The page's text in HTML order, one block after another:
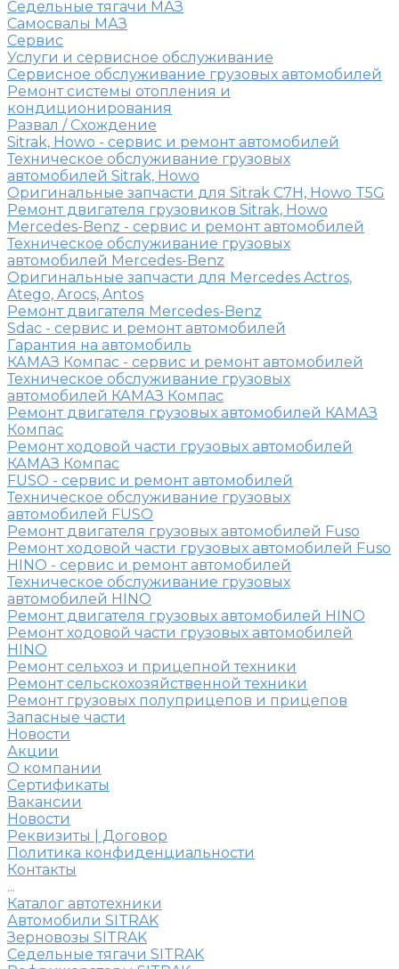
Седельные тягачи МАЗ
Самосвалы МАЗ
Сервис
Услуги и сервисное обслуживание
Сервисное обслуживание грузовых автомобилей
Ремонт системы отопления и
кондиционирования
Развал / Схождение
Sitrak, Howo - сервис и ремонт автомобилей
Техническое обслуживание грузовых
автомобилей Sitrak, Howo
Оригинальные запчасти для Sitrak C7H, Howo T5G
Ремонт двигателя грузовиков Sitrak, Howo
Mercedes-Benz - сервис и ремонт автомобилей
Техническое обслуживание грузовых
автомобилей Mercedes-Benz
Оригинальные запчасти для Mercedes Actros,
Atego, Arocs, Antos
Ремонт двигателя Mercedes-Benz
Sdac - сервис и ремонт автомобилей
Гарантия на автомобиль
КАМАЗ Компас - сервис и ремонт автомобилей
Техническое обслуживание грузовых
автомобилей КАМАЗ Компас
Ремонт двигателя грузовых автомобилей КАМАЗ
Компас
Ремонт ходовой части грузовых автомобилей
КАМАЗ Компас
FUSO - сервис и ремонт автомобилей
Техническое обслуживание грузовых
автомобилей FUSO
Ремонт двигателя грузовых автомобилей Fuso
Ремонт ходовой части грузовых автомобилей Fuso
HINO - сервис и ремонт автомобилей
Техническое обслуживание грузовых
автомобилей HINO
Ремонт двигателя грузовых автомобилей HINO
Ремонт ходовой части грузовых автомобилей
HINO
Ремонт сельхоз и прицепной техники
Ремонт сельскохозяйственной техники
Ремонт грузовых полуприцепов и прицепов
Запасные части
Новости
Акции
О компании
Сертификаты
Вакансии
Новости
Реквизиты | Договор
Политика конфиденциальности
Контакты
...
Каталог автотехники
Автомобили SITRAK
Зерновозы SITRAK
Седельные тягачи SITRAK